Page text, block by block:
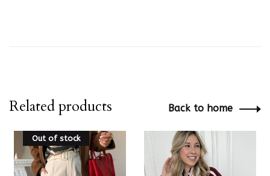
Related products Back to home
Out of stock